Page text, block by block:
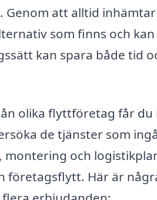
Genom att alltid
som finns och
kan spara både tid
olika flyttföretag får
de tjänster som
montering och
företagsflytt. Här är